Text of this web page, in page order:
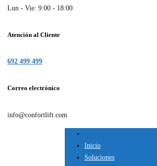
Lun - Vie: 9:00 - 18:00
Atención al Cliente
692 499 499
Correo electrónico
info@confortlift.com
Inicio
Soluciones